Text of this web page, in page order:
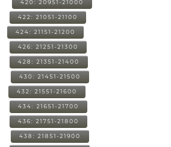
420: 20951-21000
422: 21051-21100
424: 21151-21200
426: 21251-21300
428: 21351-21400
430: 21451-21500
432: 21551-21600
434: 21651-21700
436: 21751-21800
438: 21851-21900